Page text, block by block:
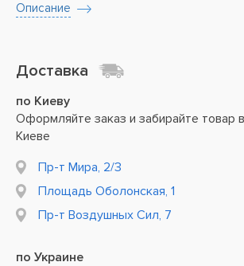
Описание
Доставка
по Киеву
Оформляйте заказ и забирайте товар
Киеве
Пр-т Мира, 2/3
Площадь Оболонская, 1
Пр-т Воздушных Сил, 7
по Украине